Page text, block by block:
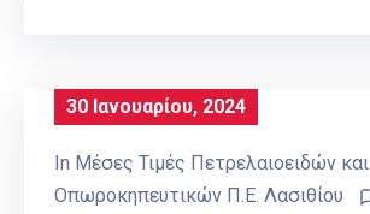
30 Ιανουαρίου, 2024
In Μέσες Τιμές Πετρελαιοειδών και
Οπωροκηπευτικών Π.Ε. Λασιθίου